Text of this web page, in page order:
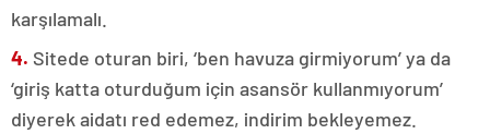
karşılamalı.
4. Sitede oturan biri, ‘ben havuza girmiyorum’ ya da
‘giriş katta oturduğum için asansör kullanmıyorum’
diyerek aidatı red edemez, indirim bekleyemez.